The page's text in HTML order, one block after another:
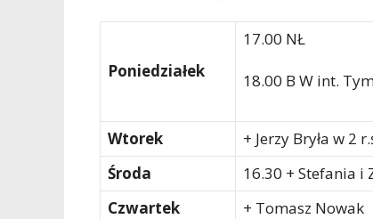
Poniedziałek
17.00 NŁ
18.00 B W int.
Wtorek
+ Jerzy Bryła w 2
Środa
16.30 + Stefania i
Czwartek
+ Tomasz Nowak